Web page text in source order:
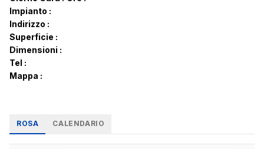
Impianto :
Indirizzo :
Superficie :
Dimensioni :
Tel :
Mappa :
ROSA CALENDARIO